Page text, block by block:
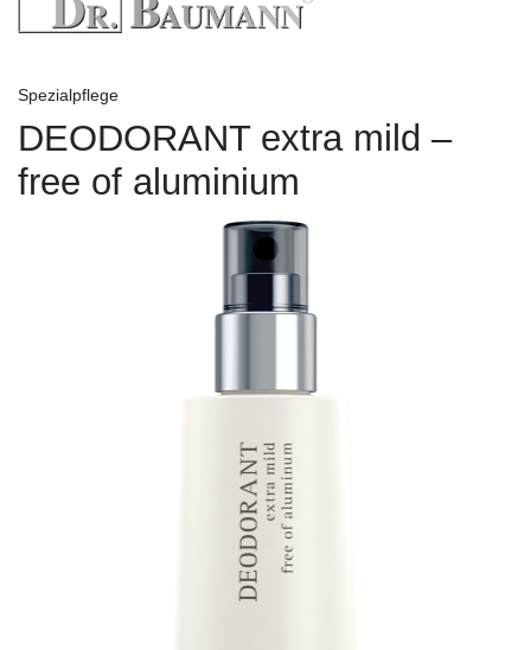
Spezialpflege
DEODORANT extra mild –
free of aluminium